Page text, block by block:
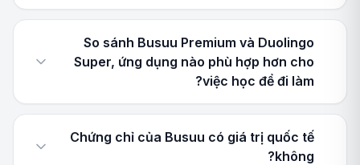
So sánh Busuu Premium và Duolingo
Super, ứng dụng nào phù hợp hơn cho
việc học để đi làm?
Chứng chỉ của Busuu có giá trị quốc tế
không?